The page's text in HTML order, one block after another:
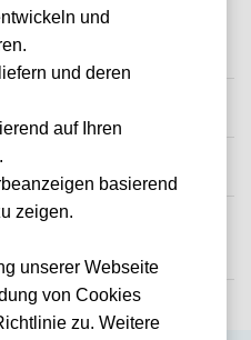
verschoben oder abgesagt
und
und deren
auf Ihren
basierend
zeigen.
unserer Webseite
von Cookies
zu. Weitere